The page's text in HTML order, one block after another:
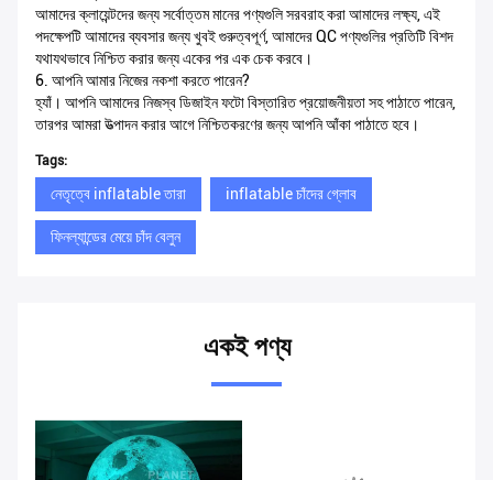
আমাদের ক্লায়েন্টদের জন্য সর্বোত্তম মানের পণ্যগুলি সরবরাহ করা আমাদের লক্ষ্য, এই
পদক্ষেপটি আমাদের ব্যবসার জন্য খুবই গুরুত্বপূর্ণ, আমাদের QC পণ্যগুলির প্রতিটি বিশদ
যথাযথভাবে নিশ্চিত করার জন্য একের পর এক চেক করবে।
6. আপনি আমার নিজের নকশা করতে পারেন?
হ্যাঁ। আপনি আমাদের নিজস্ব ডিজাইন ফটো বিস্তারিত প্রয়োজনীয়তা সহ পাঠাতে পারেন,
তারপর আমরা উত্পাদন করার আগে নিশ্চিতকরণের জন্য আপনি আঁকা পাঠাতে হবে।
Tags:
নেতৃত্বে inflatable তারা inflatable চাঁদের গ্লোব
ফিনল্যান্ডের মেয়ে চাঁদ বেলুন
একই পণ্য